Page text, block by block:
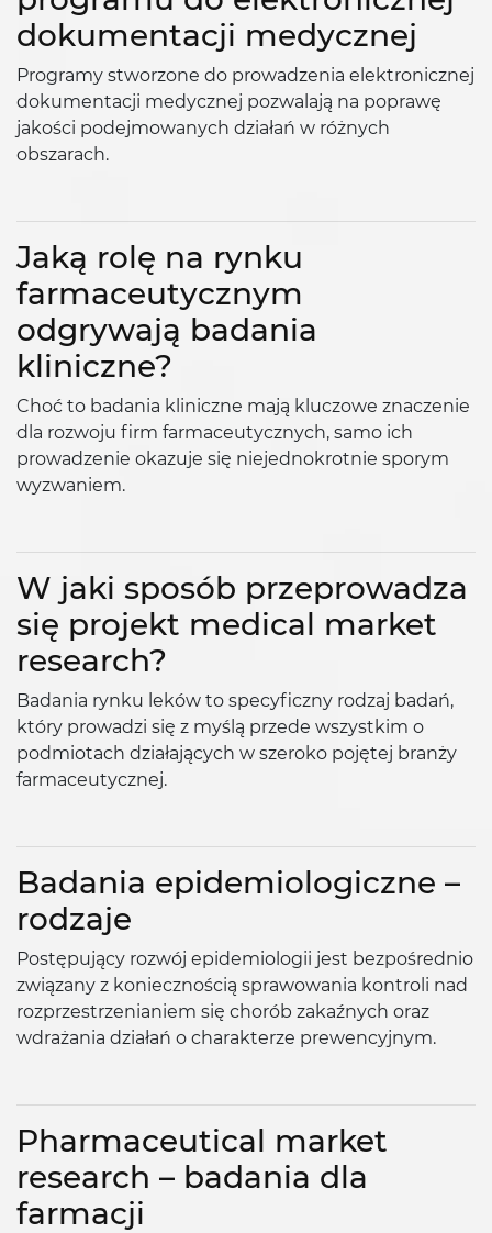
dokumentacji medycznej
Programy stworzone do prowadzenia elektronicznej
dokumentacji medycznej pozwalają na poprawę
jakości podejmowanych działań w różnych
obszarach.
Jaką rolę na rynku
farmaceutycznym
odgrywają badania
kliniczne?
Choć to badania kliniczne mają kluczowe znaczenie
dla rozwoju firm farmaceutycznych, samo ich
prowadzenie okazuje się niejednokrotnie sporym
wyzwaniem.
W jaki sposób przeprowadza
się projekt medical market
research?
Badania rynku leków to specyficzny rodzaj badań,
który prowadzi się z myślą przede wszystkim o
podmiotach działających w szeroko pojętej branży
farmaceutycznej.
Badania epidemiologiczne –
rodzaje
Postępujący rozwój epidemiologii jest bezpośrednio
związany z koniecznością sprawowania kontroli nad
rozprzestrzenianiem się chorób zakaźnych oraz
wdrażania działań o charakterze prewencyjnym.
Pharmaceutical market
research – badania dla
farmacji